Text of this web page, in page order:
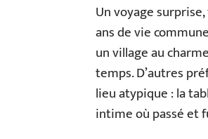
Un voyage
ans de vie
un village au
temps. D’autres
lieu atypique : la
intime où passé et